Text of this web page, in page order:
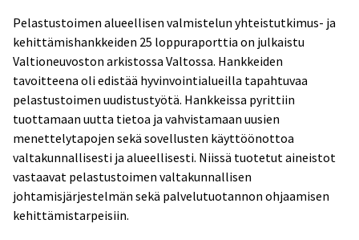
Pelastustoimen alueellisen valmistelun yhteistutkimus- ja
kehittämishankkeiden 25 loppuraporttia on julkaistu
Valtioneuvoston arkistossa Valtossa. Hankkeiden
tavoitteena oli edistää hyvinvointialueilla tapahtuvaa
pelastustoimen uudistustyötä. Hankkeissa pyrittiin
tuottamaan uutta tietoa ja vahvistamaan uusien
menettelytapojen sekä sovellusten käyttöönottoa
valtakunnallisesti ja alueellisesti. Niissä tuotetut aineistot
vastaavat pelastustoimen valtakunnallisen
johtamisjärjestelmän sekä palvelutuotannon ohjaamisen
kehittämistarpeisiin.